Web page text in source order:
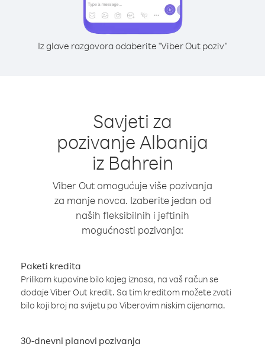
Iz glave razgovora odaberite "Viber Out poziv"
Savjeti za
pozivanje Albanija
iz Bahrein
Viber Out omogućuje više pozivanja
za manje novca. Izaberite jedan od
naših fleksibilnih i jeftinih
mogućnosti pozivanja:
Paketi kredita
Prilikom kupovine bilo kojeg iznosa, na vaš račun se
dodaje Viber Out kredit. Sa tim kreditom možete zvati
bilo koji broj na svijetu po Viberovim niskim cijenama.
30-dnevni planovi pozivanja